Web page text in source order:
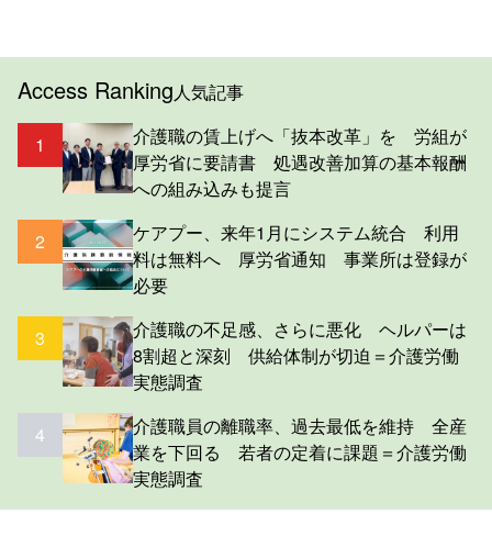
Access Ranking人気記事
1
介護職の賃上げへ「抜本改革」を 労組が
厚労省に要請書 処遇改善加算の基本報酬
への組み込みも提言
2
ケアプー、来年1月にシステム統合 利用
料は無料へ 厚労省通知 事業所は登録が
必要
3
介護職の不足感、さらに悪化 ヘルパーは
8割超と深刻 供給体制が切迫＝介護労働
実態調査
4
介護職員の離職率、過去最低を維持 全産
業を下回る 若者の定着に課題＝介護労働
実態調査